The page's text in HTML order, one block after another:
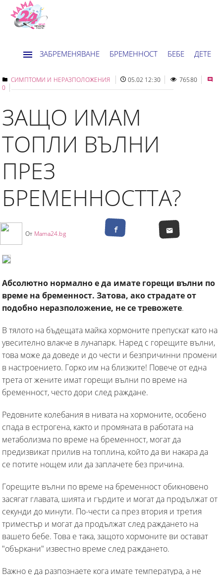
ЗАБРЕМЕНЯВАНЕ БРЕМЕННОСТ БЕБЕ ДЕТЕ
ДОМ НОВИНИ ХОРОСКОП
СИМПТОМИ И НЕРАЗПОЛОЖЕНИЯ 05.02 12:30
76580
0
ЗАЩО ИМАМ
ТОПЛИ ВЪЛНИ
ПРЕЗ
БРЕМЕННОСТТА?
От Mama24.bg
Абсолютно нормално е да имате горещи вълни по
време на бременност. Затова, ако страдате от
подобно неразположение, не се тревожете.
В тялото на бъдещата майка хормоните препускат като на
увесително влакче в лунапарк. Наред с горещите вълни,
това може да доведе и до чести и безпричинни промени
в настроението. Горко им на близките! Повече от една
трета от жените имат горещи вълни по време на
бременност, често дори след раждане.
Редовните колебания в нивата на хормоните, особено
спада в естрогена, както и промяната в работата на
метаболизма по време на бременност, могат да
предизвикат прилив на топлина, който да ви накара да
се потите нощем или да заплачете без причина.
Горещите вълни по време на бременност обикновено
засягат главата, шията и гърдите и могат да продължат от
секунди до минути. По-чести са през втория и третия
триместър и могат да продължат след раждането на
вашето бебе. Това е така, защото хормоните ви остават
"объркани" известно време след раждането.
Важно е да разпознаете кога имате температура, а не